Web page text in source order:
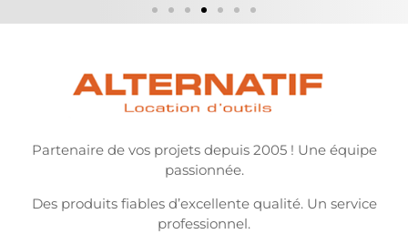
Partenaire de vos projets depuis 2005 ! Une équipe
passionnée.
Des produits fiables d’excellente qualité. Un service
professionnel.